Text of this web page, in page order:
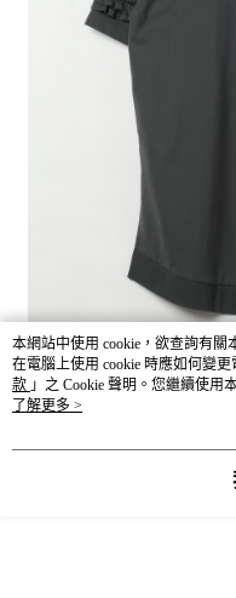
本網站中使用 cookie，欲查詢有關
在電腦上使用 cookie 時應如何變
款 」之 Cookie 聲明。您繼續使用
之 Cookie 聲明使用 cookie。
了解更多 >